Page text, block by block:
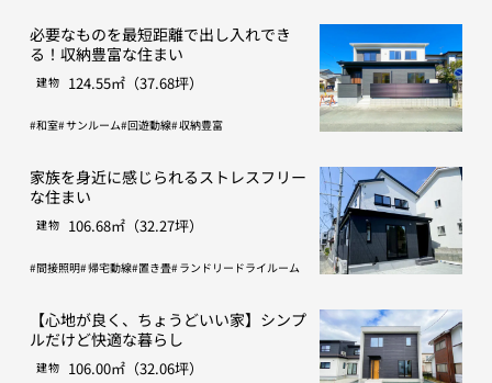
必要なものを最短距離で出し入れでき
る！収納豊富な住まい
建物 124.55㎡（37.68坪）
和室 サンルーム 回遊動線 収納豊富
家族を身近に感じられるストレスフリー
な住まい
建物 106.68㎡（32.27坪）
間接照明 帰宅動線 置き畳 ランドリードライルーム
【心地が良く、ちょうどいい家】シンプ
ルだけど快適な暮らし
建物 106.00㎡（32.06坪）